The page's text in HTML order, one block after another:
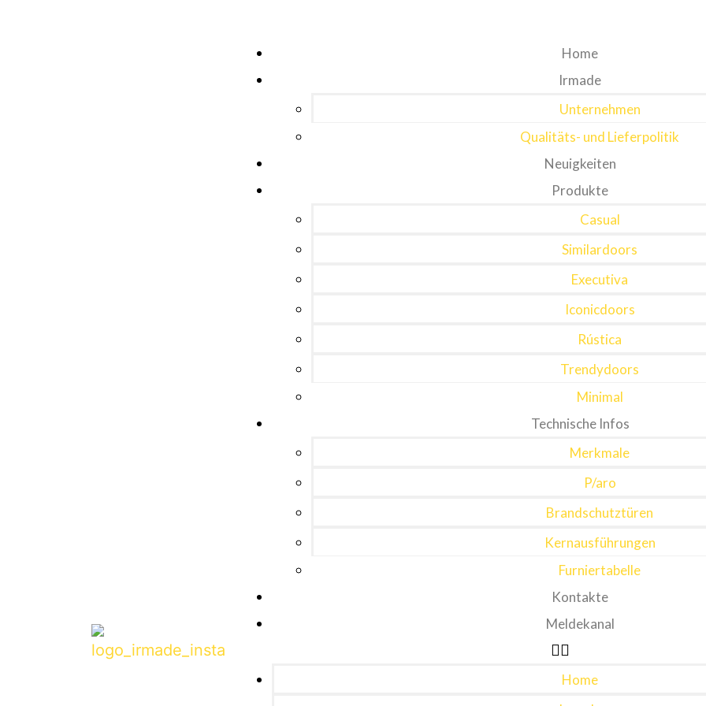
Home
Irmade
Unternehmen
Qualitäts- und Lieferpolitik
Neuigkeiten
Produkte
Casual
Similardoors
Executiva
Iconicdoors
Rústica
Trendydoors
Minimal
Technische Infos
Merkmale
P/aro
Brandschutztüren
Kernausführungen
Furniertabelle
Kontakte
Meldekanal
Home